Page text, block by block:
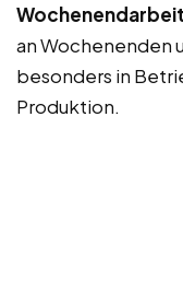
an Wochenenden
besonders in
Produktion.